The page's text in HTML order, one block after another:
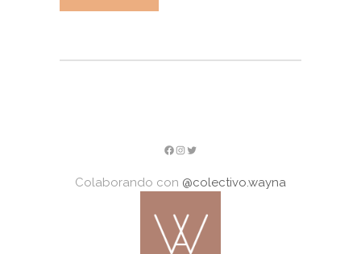
Facebook
Instagram
Twitter
Colaborando con @colectivo.wayna